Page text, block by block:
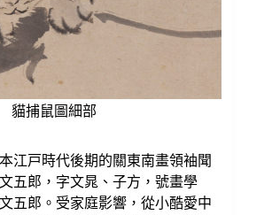
貓捕鼠圖細部
江戸時代後期的關東南畫領袖聞
五郎，字文晁、子方，號畫學
五郎。受家庭影響，從小酷愛中